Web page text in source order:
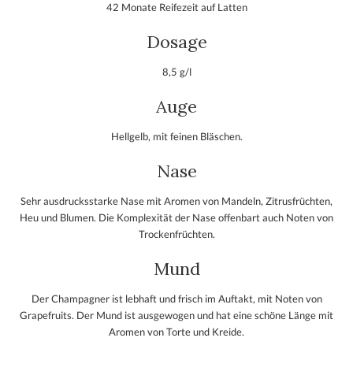
42 Monate Reifezeit auf Latten
Dosage
8,5 g/l
Auge
Hellgelb, mit feinen Bläschen.
Nase
Sehr ausdrucksstarke Nase mit Aromen von Mandeln, Zitrusfrüchten,
Heu und Blumen. Die Komplexität der Nase offenbart auch Noten von
Trockenfrüchten.
Mund
Der Champagner ist lebhaft und frisch im Auftakt, mit Noten von
Grapefruits. Der Mund ist ausgewogen und hat eine schöne Länge mit
Aromen von Torte und Kreide.